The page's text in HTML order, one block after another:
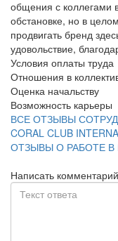
общения с коллегами
обстановке, но в
продвигать бренд
удовольствие,
Условия оплаты труда
Отношения в
Оценка начальству
Возможность карьеры
ВСЕ ОТЗЫВЫ
CORAL CLUB
ОТЗЫВЫ О РАБОТЕ
Написать комментарий